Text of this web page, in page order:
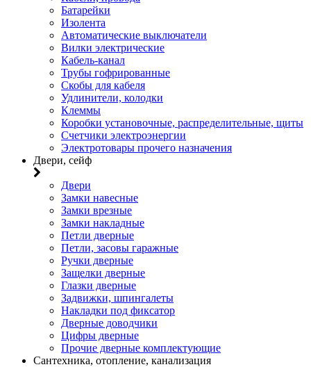
Батарейки
Изолента
Автоматические выключатели
Вилки электрические
Кабель-канал
Трубы гофрированные
Скобы для кабеля
Удлинители, колодки
Клеммы
Коробки установочные, распределительные, щиты
Счетчики электроэнергии
Электротовары прочего назначения
Двери, сейф
Двери
Замки навесные
Замки врезные
Замки накладные
Петли дверные
Петли, засовы гаражные
Ручки дверные
Защелки дверные
Глазки дверные
Задвижки, шпингалеты
Накладки под фиксатор
Дверные доводчики
Цифры дверные
Прочие дверные комплектующие
Сантехника, отопление, канализация